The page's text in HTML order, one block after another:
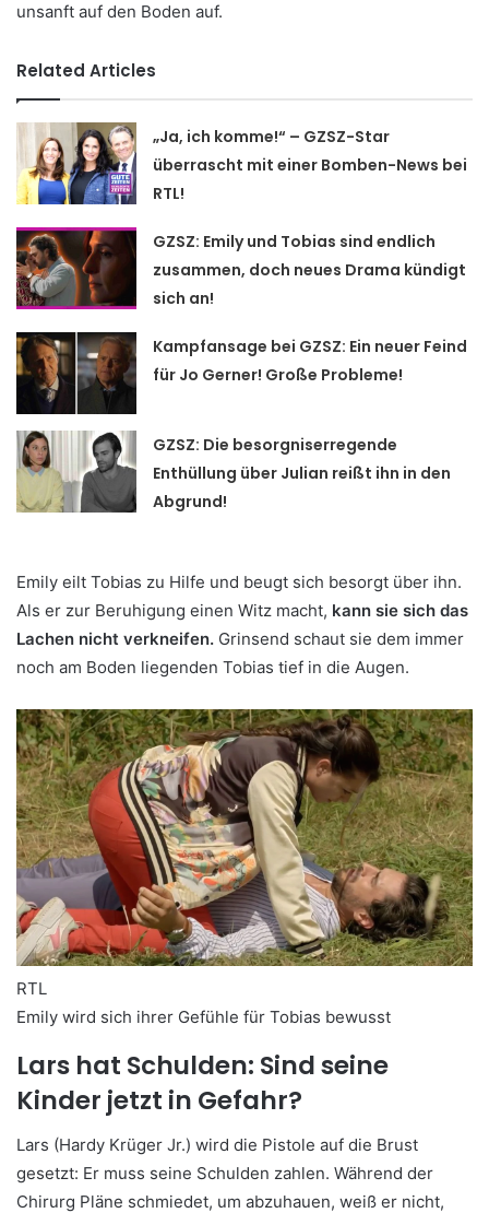
unsanft auf den Boden auf.
Related Articles
„Ja, ich komme!“ – GZSZ-Star
überrascht mit einer Bomben-News bei
RTL!
GZSZ: Emily und Tobias sind endlich
zusammen, doch neues Drama kündigt
sich an!
Kampfansage bei GZSZ: Ein neuer Feind
für Jo Gerner! Große Probleme!
GZSZ: Die besorgniserregende
Enthüllung über Julian reißt ihn in den
Abgrund!
Emily eilt Tobias zu Hilfe und beugt sich besorgt über ihn.
Als er zur Beruhigung einen Witz macht, kann sie sich das
Lachen nicht verkneifen. Grinsend schaut sie dem immer
noch am Boden liegenden Tobias tief in die Augen.
RTL
Emily wird sich ihrer Gefühle für Tobias bewusst
Lars hat Schulden: Sind seine
Kinder jetzt in Gefahr?
Lars (Hardy Krüger Jr.) wird die Pistole auf die Brust
gesetzt: Er muss seine Schulden zahlen. Während der
Chirurg Pläne schmiedet, um abzuhauen, weiß er nicht,